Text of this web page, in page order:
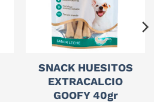
SNACK HUESITOS
EXTRACALCIO
GOOFY 40gr